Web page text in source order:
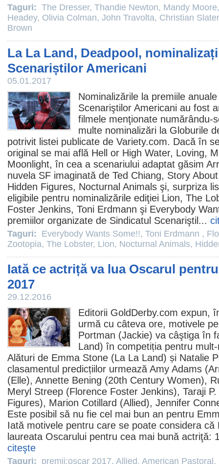
Taguri: The Dresser, Thandie Newton, Mandy Moore
Headey, Olivia Colman, John Travolta, Christian Slater
Brown
La La Land, Deadpool,
Scenariștilor Americani
05.01.2017
Nominalizările la premiile
Scenariştilor Americani au fost
filmele menţionate numărându-
multe nominalizări la Globurile
potrivit listei publicate de Variety.com. Dacă în
original se mai află Hell or High Water, Loving,
Moonlight, în cea a scenariului adaptat găsim
nuvela SF imaginată de Ted Chiang, Story
Hidden Figures, Nocturnal Animals şi, surpriza
eligibile pentru nominalizările ediţiei Lion, The
Foster Jenkins, Toni Erdmann şi Everybody
premiilor organizate de Sindicatul Scenariştil...
Taguri: Everybody Wants Some!!, Toni Erdmann ,
Zootopia, The Lobster, Lion, Nocturnal Animals,
Iată ce actriță va lua Oscarul
2017
29.12.2016
Editorii GoldDerby.com expun,
urmă cu câteva ore, motivele
Portman (Jackie) va câştiga în
Land) în competiția pentru
Alături de Emma Stone (La La Land) și Natalie
clasamentul predicțiilor urmează Amy Adams (
(Elle), Annette Bening (20th Century Women),
Meryl Streep (Florence Foster Jenkins), Taraji
Figures), Marion Cotillard (Allied), Jennifer
Este posibil să nu fie cel mai bun an pentru
Iată motivele pentru care se poate considera că
laureata Oscarului pentru cea mai bună actriţă:
citeşte
Taguri: premii:oscar 2017, Allied, American Pastoral ,